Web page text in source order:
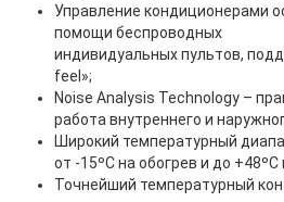
Управление кондиционерами
помощи беспроводных
индивидуальных пультов,
feel»;
Noise Analysis Technology –
работа внутреннего и
Широкий температурный
от -15ºС на обогрев и до
Точнейший температурный